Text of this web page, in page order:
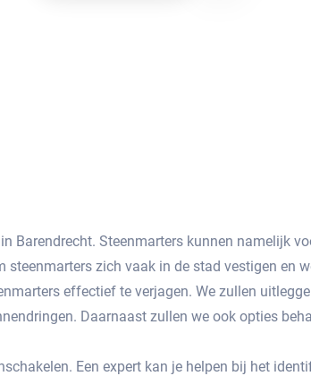
Barendrecht. Steenmarters kunnen namelijk
zich vaak in de stad vestigen en
effectief te verjagen.​ We zullen
Daarnaast zullen we ook opties
Een expert kan je helpen bij het